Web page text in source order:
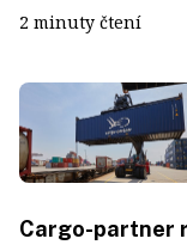
2 minuty čtení
Cargo-partner